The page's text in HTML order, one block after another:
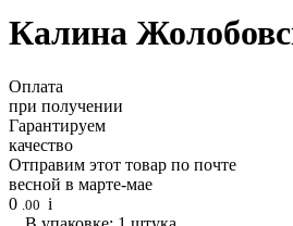
Калина
Оплата
при получении
Гарантируем
качество
Отправим этот товар по почте
весной в марте-мае
0 .00 i